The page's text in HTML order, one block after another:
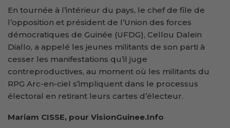
En tournée à l’intérieur du pays, le chef de file de
l’opposition et président de l’Union des forces
démocratiques de Guinée (UFDG), Cellou Dalein
Diallo, a appelé les jeunes militants de son parti à
cesser les manifestations qu’il juge
contreproductives, au moment où les militants du
RPG Arc-en-ciel s’impliquent dans le processus
électoral en retirant leurs cartes d’électeur.
Mariam CISSE, pour VisionGuinee.Info